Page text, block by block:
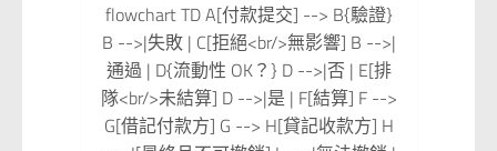
flowchart TD A[付款提交] --> B{驗證}
B -->|失敗 | C[拒絕<br/>無影響] B -->|
通過 | D{流動性 OK？} D -->|否 | E[排
隊<br/>未結算] D -->|是 | F[結算] F -->
G[借記付款方] G --> H[貸記收款方] H